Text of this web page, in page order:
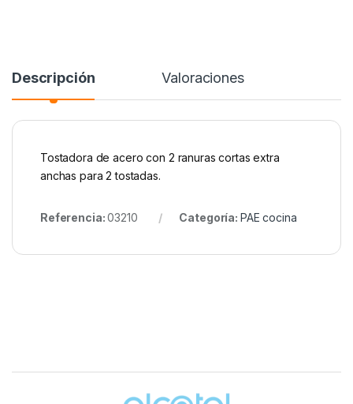
Descripción Valoraciones
Tostadora de acero con 2 ranuras cortas extra
anchas para 2 tostadas.
Referencia:03210 Categoría: PAE cocina
Brands Carousel